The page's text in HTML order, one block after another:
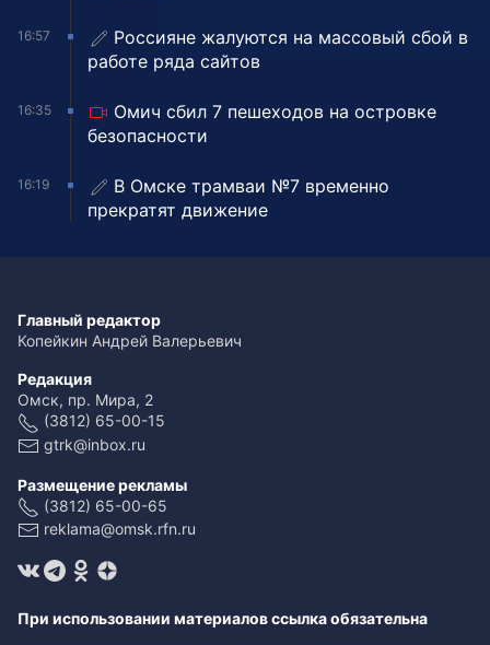
16:57
Россияне жалуются на массовый сбой в
работе ряда сайтов
16:35
Омич сбил 7 пешеходов на островке
безопасности
16:19
В Омске трамваи №7 временно
прекратят движение
Главный редактор
Копейкин Андрей Валерьевич
Редакция
Омск, пр. Мира, 2
(3812) 65-00-15
gtrk@inbox.ru
Размещение рекламы
(3812) 65-00-65
reklama@omsk.rfn.ru
При использовании материалов ссылка обязательна